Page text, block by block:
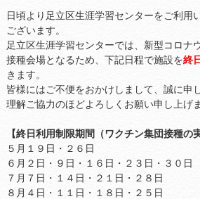
日頃より足立区生涯学習センターをご利用
ございます。
足立区生涯学習センターでは、新型コロナ
接種会場となるため、下記日程で施設を終
きます。
皆様にはご不便をおかけしまして、誠に申
理解ご協力のほどよろしくお願い申し上げま
【終日利用制限期間（ワクチン集団接種の
５月１９日・２６日
６月２日・９日・１６日・２３日・３０日
７月７日・１４日・２１日・２８日
８月４日・１１日・１８日・２５日